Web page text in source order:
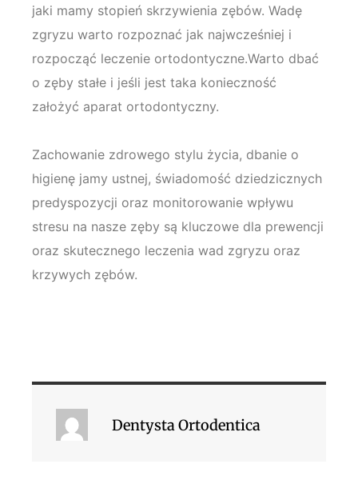
jaki mamy stopień skrzywienia zębów. Wadę
zgryzu warto rozpoznać jak najwcześniej i
rozpocząć leczenie ortodontyczne.Warto dbać
o zęby stałe i jeśli jest taka konieczność
założyć aparat ortodontyczny.
Zachowanie zdrowego stylu życia, dbanie o
higienę jamy ustnej, świadomość dziedzicznych
predyspozycji oraz monitorowanie wpływu
stresu na nasze zęby są kluczowe dla prewencji
oraz skutecznego leczenia wad zgryzu oraz
krzywych zębów.
Dentysta Ortodentica